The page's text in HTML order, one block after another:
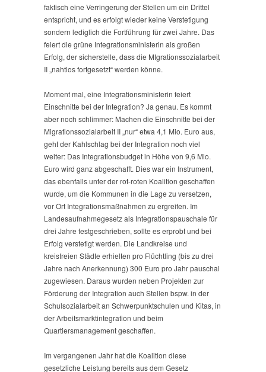
faktisch eine Verringerung der Stellen um ein Drittel
entspricht, und es erfolgt wieder keine Verstetigung
sondern lediglich die Fortführung für zwei Jahre. Das
feiert die grüne Integrationsministerin als großen
Erfolg, der sicherstelle, dass die MIgrationssozialarbeit
II „nahtlos fortgesetzt“ werden könne.
Moment mal, eine Integrationsministerin feiert
Einschnitte bei der Integration? Ja genau. Es kommt
aber noch schlimmer: Machen die Einschnitte bei der
Migrationssozialarbeit II „nur“ etwa 4,1 Mio. Euro aus,
geht der Kahlschlag bei der Integration noch viel
weiter: Das Integrationsbudget in Höhe von 9,6 Mio.
Euro wird ganz abgeschafft. Dies war ein Instrument,
das ebenfalls unter der rot-roten Koalition geschaffen
wurde, um die Kommunen in die Lage zu versetzen,
vor Ort Integrationsmaßnahmen zu ergreifen. Im
Landesaufnahmegesetz als Integrationspauschale für
drei Jahre festgeschrieben, sollte es erprobt und bei
Erfolg verstetigt werden. Die Landkreise und
kreisfreien Städte erhielten pro Flüchtling (bis zu drei
Jahre nach Anerkennung) 300 Euro pro Jahr pauschal
zugewiesen. Daraus wurden neben Projekten zur
Förderung der Integration auch Stellen bspw. in der
Schulsozialarbeit an Schwerpunktschulen und Kitas, in
der Arbeitsmarktintegration und beim
Quartiersmanagement geschaffen.
Im vergangenen Jahr hat die Koalition diese
gesetzliche Leistung bereits aus dem Gesetz